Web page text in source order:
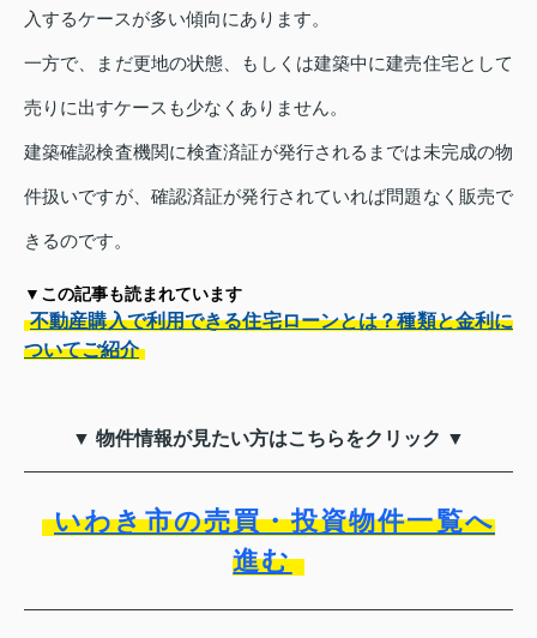
入するケースが多い傾向にあります。
一方で、まだ更地の状態、もしくは建築中に建売住宅として
売りに出すケースも少なくありません。
建築確認検査機関に検査済証が発行されるまでは未完成の物
件扱いですが、確認済証が発行されていれば問題なく販売で
きるのです。
▼この記事も読まれています
不動産購入で利用できる住宅ローンとは？種類と金利に
ついてご紹介
▼ 物件情報が見たい方はこちらをクリック ▼
いわき市の売買・投資物件一覧へ
進む